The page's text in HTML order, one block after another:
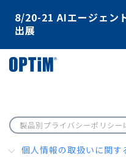
8/20-21 AIエージェン
出展
製品別プライバシーポリシー
個人情報の取扱いに関す